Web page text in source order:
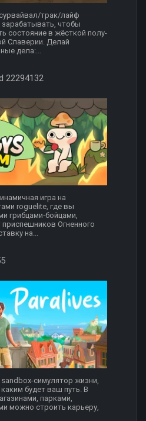
трак/лайф
чтобы
состояние в жёсткой полу-
Славерии. Делай
дела:...
22294132
игра на
roguelite, где вы
грибцами‑бойцами,
Огненного
на...
симулятор жизни,
будет ваш путь. В
парками,
можно строить карьеру,